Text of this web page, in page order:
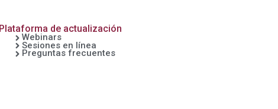
Plataforma de actualización
Webinars
Sesiones en línea
Preguntas frecuentes